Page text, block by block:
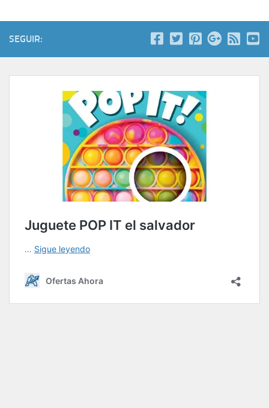
SEGUIR: